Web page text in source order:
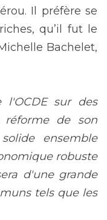
Il préfère se
qu’il fut le
Bachelet,
sur des
de son
ensemble
robuste
d'une grande
tels que les